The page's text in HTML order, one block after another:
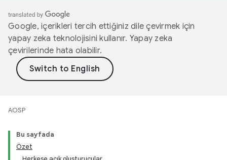
Google, içerikleri tercih ettiğiniz dile çevirmek için
yapay zeka teknolojisini kullanır. Yapay zeka
çevirilerinde hata olabilir.
AOSP
Bu sayfada
Özet